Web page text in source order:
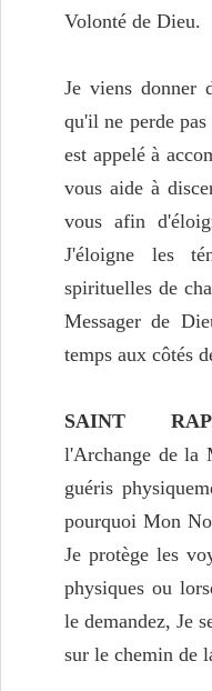
Volonté de Dieu.
Je viens donner
qu'il ne perde
est appelé à
vous aide à
vous afin
J'éloigne les
spirituelles de
Messager de
temps aux côtés
SAINT
l'Archange de la
guéris
pourquoi Mon
Je protège les
physiques ou
le demandez, Je
sur le chemin de